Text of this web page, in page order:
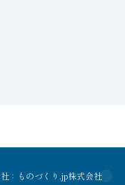
：ものづくり.jp株式会社